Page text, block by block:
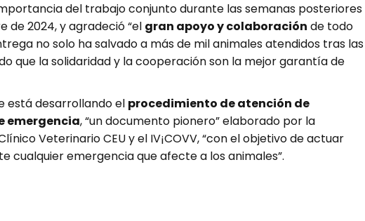
del trabajo conjunto durante las semanas posteriores
de 2024, y agradeció “el gran apoyo y colaboración de todo
no solo ha salvado a más de mil animales atendidos tras las
que la solidaridad y la cooperación son la mejor garantía de
está desarrollando el procedimiento de atención de
emergencia, “un documento pionero” elaborado por la
Veterinario CEU y el IV¡COVV, “con el objetivo de actuar
cualquier emergencia que afecte a los animales”.